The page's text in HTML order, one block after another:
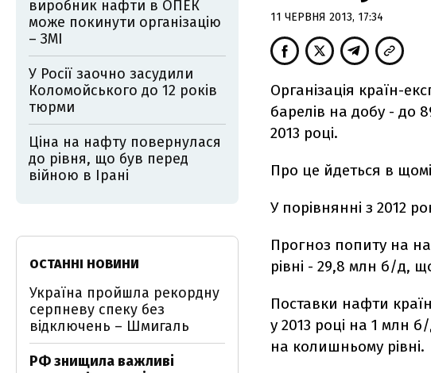
11 ЧЕРВНЯ 2013, 17:34
Організація країн-
барелів на добу - до
2013 році.
Про це йдеться в
У порівнянні з 2012
Прогноз попиту на
рівні - 29,8 млн б/д,
Поставки нафти
у 2013 році на 1 млн
на колишньому рівні.
виробник нафти в ОПЕК
може покинути організацію
– ЗМІ
У Росії заочно засудили
Коломойського до 12 років
тюрми
Ціна на нафту повернулася
до рівня, що був перед
війною в Ірані
ОСТАННІ НОВИНИ
Україна пройшла рекордну
серпневу спеку без
відключень – Шмигаль
РФ знищила важливі